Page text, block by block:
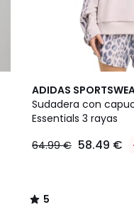
ADIDAS
Sudadera con
Essentials 3 rayas
64.99 € 58.49 €
5
/
5
2
Colores
5